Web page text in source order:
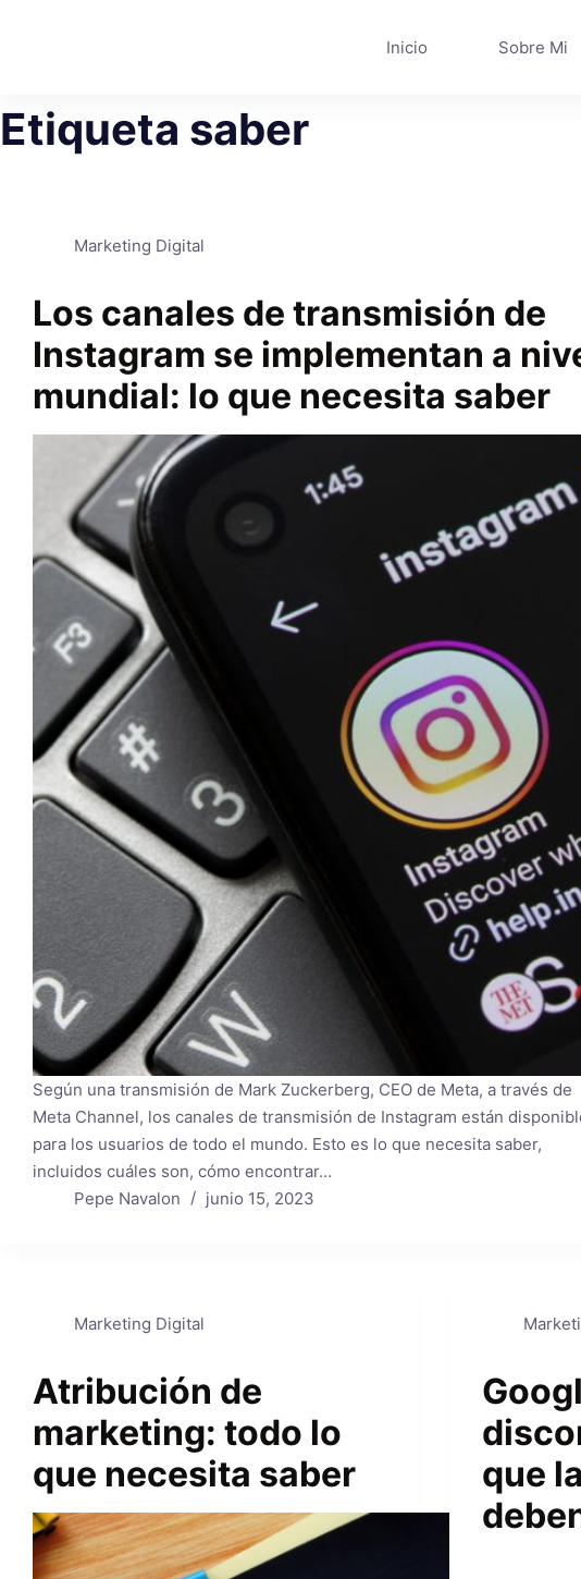
Inicio Sobre Mi
Etiqueta saber
Marketing Digital
Los canales de transmisión de
Instagram se implementan a
mundial: lo que necesita saber
Según una transmisión de Mark Zuckerberg, CEO de Meta, a través de
Meta Channel, los canales de transmisión de Instagram están
para los usuarios de todo el mundo. Esto es lo que necesita saber,
incluidos cuáles son, cómo encontrar…
Pepe Navalon
junio 15, 2023
Marketing Digital
Atribución de
marketing: todo lo
que necesita saber
que